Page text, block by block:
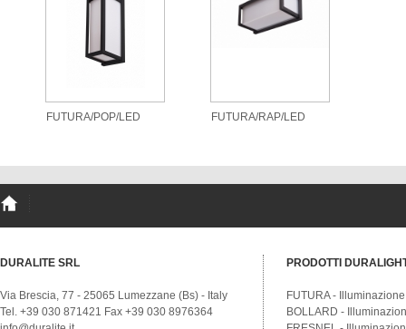
FUTURA/POP/LED FUTURA/RAP/LED
DURALITE SRL
Via Brescia, 77 - 25065 Lumezzane (Bs) - Italy
Tel. +39 030 871421 Fax +39 030 8976364
PRODOTTI
FUTURA -
BOLLARD -